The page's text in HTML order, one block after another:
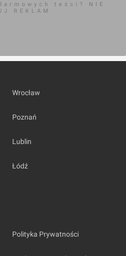
teści? NIE
REKLAM
Wrocław
Poznań
Lublin
Łódź
Polityka Prywatności